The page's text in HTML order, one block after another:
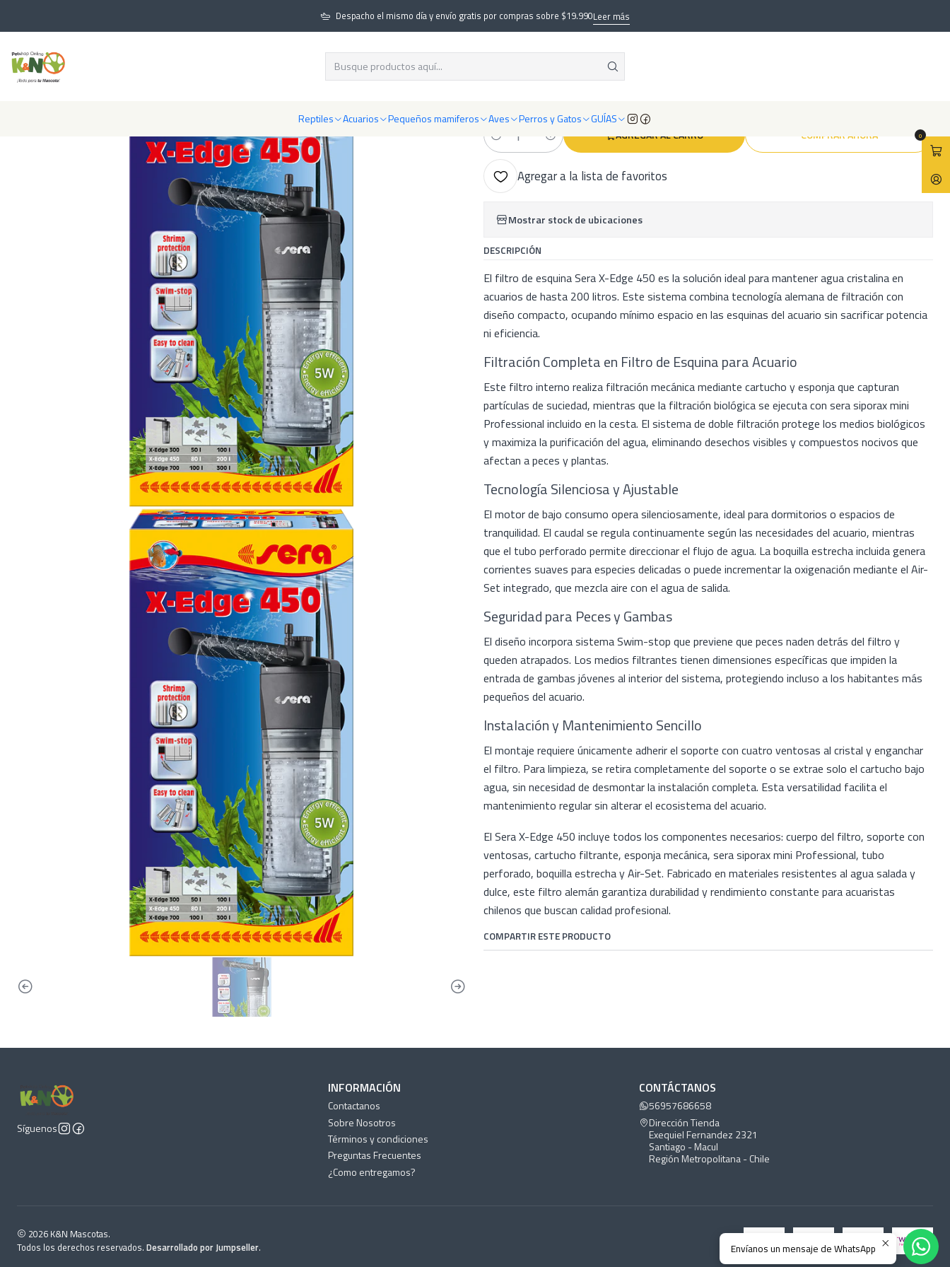
Reptiles Acuarios Pequeños mamiferos Aves Perros y Gatos GUÍAS
0
Despacho el mismo día y envío gratis por compras sobre $19.990Leer más
Equipamiento para acuarios Filtración para acuarios Sera X-Edge 450 filtro de esquina
Sera X-Edge 450 filtro de esquina
Cantidad
AGREGAR AL CARRO COMPRAR AHORA
Agregar a la lista de favoritos
Mostrar stock de ubicaciones
DESCRIPCIÓN
El filtro de esquina Sera X-Edge 450 es la solución ideal para mantener agua cristalina en
acuarios de hasta 200 litros. Este sistema combina tecnología alemana de filtración con
diseño compacto, ocupando mínimo espacio en las esquinas del acuario sin sacrificar potencia
ni eficiencia.
Filtración Completa en Filtro de Esquina para Acuario
Este filtro interno realiza filtración mecánica mediante cartucho y esponja que capturan
partículas de suciedad, mientras que la filtración biológica se ejecuta con sera siporax mini
Professional incluido en la cesta. El sistema de doble filtración protege los medios biológicos
y maximiza la purificación del agua, eliminando desechos visibles y compuestos nocivos que
afectan a peces y plantas.
Tecnología Silenciosa y Ajustable
El motor de bajo consumo opera silenciosamente, ideal para dormitorios o espacios de
tranquilidad. El caudal se regula continuamente según las necesidades del acuario, mientras
que el tubo perforado permite direccionar el flujo de agua. La boquilla estrecha incluida genera
corrientes suaves para especies delicadas o puede incrementar la oxigenación mediante el Air-
Set integrado, que mezcla aire con el agua de salida.
Seguridad para Peces y Gambas
El diseño incorpora sistema Swim-stop que previene que peces naden detrás del filtro y
queden atrapados. Los medios filtrantes tienen dimensiones específicas que impiden la
entrada de gambas jóvenes al interior del sistema, protegiendo incluso a los habitantes más
pequeños del acuario.
Instalación y Mantenimiento Sencillo
El montaje requiere únicamente adherir el soporte con cuatro ventosas al cristal y enganchar
el filtro. Para limpieza, se retira completamente del soporte o se extrae solo el cartucho bajo
agua, sin necesidad de desmontar la instalación completa. Esta versatilidad facilita el
mantenimiento regular sin alterar el ecosistema del acuario.
El Sera X-Edge 450 incluye todos los componentes necesarios: cuerpo del filtro, soporte con
ventosas, cartucho filtrante, esponja mecánica, sera siporax mini Professional, tubo
perforado, boquilla estrecha y Air-Set. Fabricado en materiales resistentes al agua salada y
dulce, este filtro alemán garantiza durabilidad y rendimiento constante para acuaristas
chilenos que buscan calidad profesional.
COMPARTIR ESTE PRODUCTO
Síguenos
INFORMACIÓN
Contactanos
Sobre Nosotros
Términos y condiciones
Preguntas Frecuentes
¿Como entregamos?
CONTÁCTANOS
56957686658
Dirección Tienda
Exequiel Fernandez 2321
Santiago - Macul
Región Metropolitana - Chile
2026 K&N Mascotas.
Todos los derechos reservados. Desarrollado por Jumpseller. Envíanos un mensaje de WhatsApp